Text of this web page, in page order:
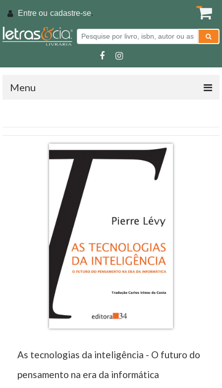
Entre ou cadastre-se.
Menu
As tecnologias da inteligência - O futuro do
pensamento na era da informática